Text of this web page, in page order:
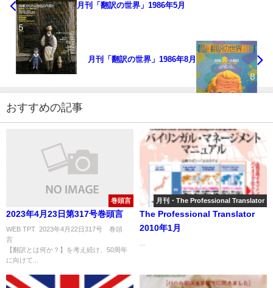
月刊「翻訳の世界」1986年5月
月刊「翻訳の世界」1986年8月
おすすめの記事
巻頭言
2023年4月23日第317号巻頭言
WEB TPT 2023年4月22日317号 巻頭
言
【翻訳とは何か？】を考え続け、50周年
に向けて...
月刊・The Professional Translator
The Professional Translator
2010年1月